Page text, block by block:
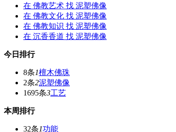
在 佛教艺术 找 泥塑佛像
在 佛教文化 找 泥塑佛像
在 佛教知识 找 泥塑佛像
在 沉香香道 找 泥塑佛像
今日排行
8条1檀木佛珠
2条2泥塑佛像
1695条3工艺
本周排行
32条1功能